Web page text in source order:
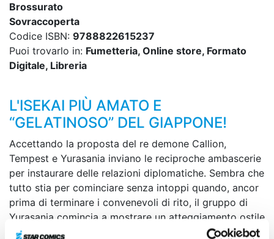
Brossurato
Sovraccoperta
Codice ISBN: 9788822615237
Puoi trovarlo in: Fumetteria, Online store, Formato
Digitale, Libreria
L'ISEKAI PIÙ AMATO E
“GELATINOSO” DEL GIAPPONE!
Accettando la proposta del re demone Callion,
Tempest e Yurasania inviano le reciproche ambascerie
per instaurare delle relazioni diplomatiche. Sembra che
tutto stia per cominciare senza intoppi quando, ancor
prima di terminare i convenevoli di rito, il gruppo di
Yurasania comincia a mostrare un atteggiamento ostile
nei confronti di Limur. Riuscirà lo slime ad allacciare